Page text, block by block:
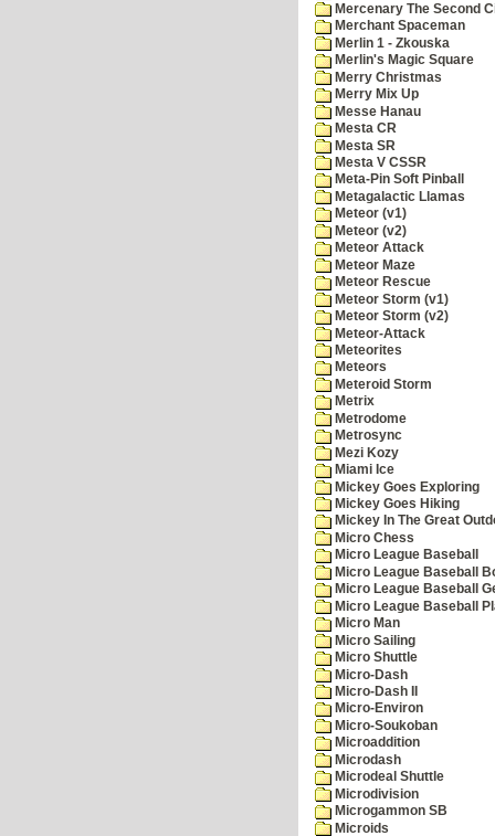
Mercenary The Second
Merchant Spaceman
Merlin 1 - Zkouska
Merlin's Magic Square
Merry Christmas
Merry Mix Up
Messe Hanau
Mesta CR
Mesta SR
Mesta V CSSR
Meta-Pin Soft Pinball
Metagalactic Llamas
Meteor (v1)
Meteor (v2)
Meteor Attack
Meteor Maze
Meteor Rescue
Meteor Storm (v1)
Meteor Storm (v2)
Meteor-Attack
Meteorites
Meteors
Meteroid Storm
Metrix
Metrodome
Metrosync
Mezi Kozy
Miami Ice
Mickey Goes Exploring
Mickey Goes Hiking
Mickey In The Great
Micro Chess
Micro League Baseball
Micro League Baseball
Micro League Baseball
Micro League Baseball
Micro Man
Micro Sailing
Micro Shuttle
Micro-Dash
Micro-Dash II
Micro-Environ
Micro-Soukoban
Microaddition
Microdash
Microdeal Shuttle
Microdivision
Microgammon SB
Microids